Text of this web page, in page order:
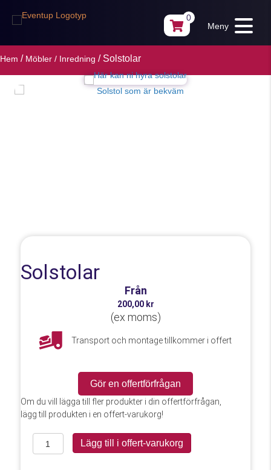
0
Meny
Hem / Möbler / Inredning / Solstolar
Solstolar
Från
200,00 kr
(ex moms)
Transport och montage tillkommer i offert
Gör en offertförfrågan
Om du vill lägga till fler produkter i din offertförfrågan,
lägg till produkten i en offert-varukorg!
mängd
Lägg till i offert-varukorg